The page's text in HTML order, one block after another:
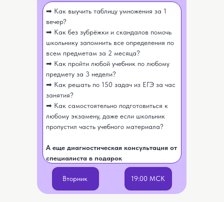
➡ Как выучить таблицу умножения за 1
вечер?
➡ Как без зубрёжки и скандалов помочь
школьнику запомнить все определения по
всем предметам за 2 месяца?
➡ Как пройти любой учебник по любому
предмету за 3 недели?
➡ Как решать по 150 задач из ЕГЭ за час
занятия?
➡ Как самостоятельно подготовиться к
любому экзамену, даже если школьник
пропустил часть учебного материала?
А еще диагностическая консультация от
специалиста в подарок
Вторник 19:00 МСК